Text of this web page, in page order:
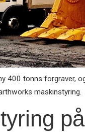
400 tonns forgraver,
maskinstyring.